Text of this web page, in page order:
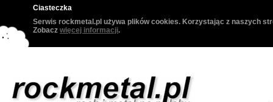
Ciasteczka
Serwis rockmetal.pl używa plików cookies. Korzystając z naszych
Zobacz więcej informacji.